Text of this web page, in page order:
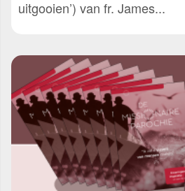
uitgooien’) van fr. James...